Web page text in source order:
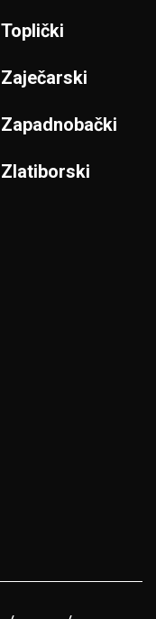
Toplički
Zaječarski
Zapadnobački
Zlatiborski